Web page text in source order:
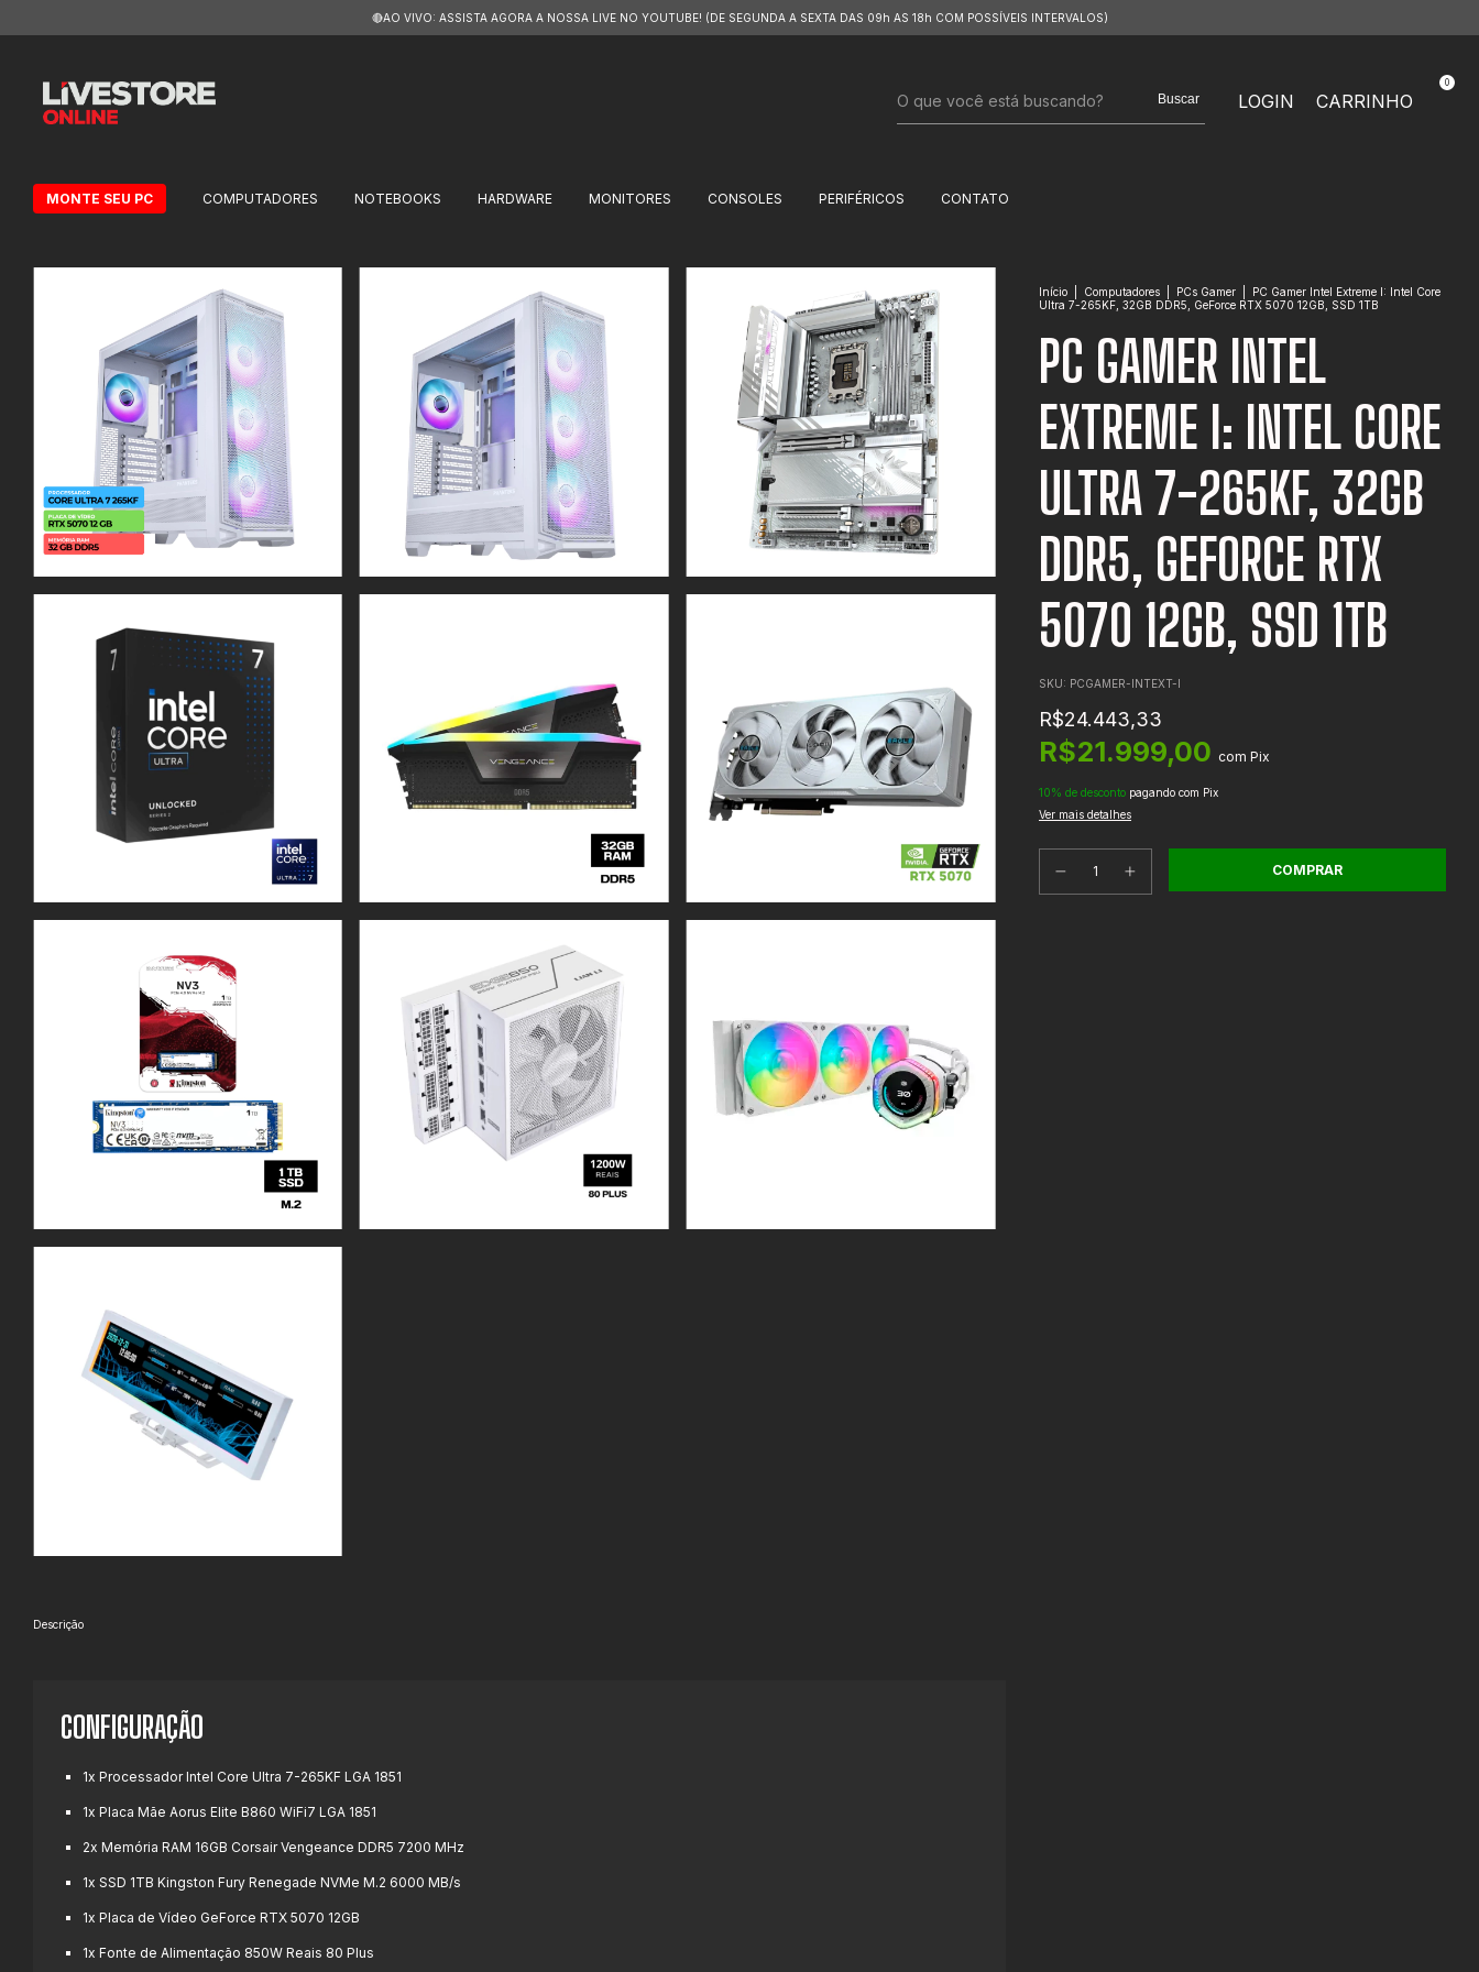
🔴AO VIVO: ASSISTA AGORA A NOSSA LIVE NO YOUTUBE! (DE SEGUNDA A SEXTA DAS 09h AS 18h COM POSSÍVEIS INTERVALOS)
Buscar LOGIN CARRINHO
0
MONTE SEU PC COMPUTADORES NOTEBOOKS HARDWARE MONITORES CONSOLES PERIFÉRICOS CONTATO
Início Computadores PCs Gamer
PC Gamer Intel Extreme I: Intel Core
Ultra 7-265KF, 32GB DDR5, GeForce RTX 5070 12GB, SSD 1TB
PC GAMER INTEL
EXTREME I: INTEL CORE
ULTRA 7-265KF, 32GB
DDR5, GEFORCE RTX
5070 12GB, SSD 1TB
SKU: PCGAMER-INTEXT-I
R$24.443,33
R$21.999,00 com Pix
10% de desconto pagando com Pix
Ver mais detalhes
Descrição
CONFIGURAÇÃO
1x Processador Intel Core Ultra 7-265KF LGA 1851
1x Placa Mãe Aorus Elite B860 WiFi7 LGA 1851
2x Memória RAM 16GB Corsair Vengeance DDR5 7200 MHz
1x SSD 1TB Kingston Fury Renegade NVMe M.2 6000 MB/s
1x Placa de Vídeo GeForce RTX 5070 12GB
1x Fonte de Alimentação 850W Reais 80 Plus